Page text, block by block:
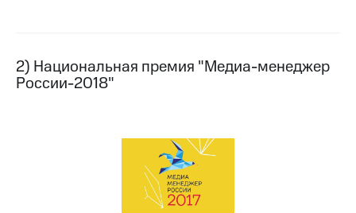
Раскрытие
информации
2) Национальная премия "Медиа-менеджер
России-2018"